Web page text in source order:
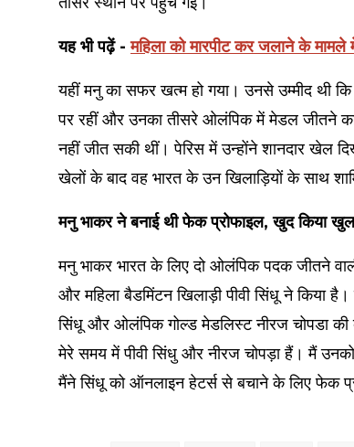
यह भी पढ़ें -महिला को मारपीट कर जलाने के
यहीं मनु का सफर खत्म हो गया। उनसे उम्मीद थी
पर रहीं और उनका तीसरे ओलंपिक में मेडल जीतने
नहीं जीत सकी थीं। पेरिस में उन्होंने शानदार खेल
खेलों के बाद वह भारत के उन खिलाड़ियों के साथ
मनु भाकर ने बनाई थी फेक प्रोफाइल, खुद किया
मनु भाकर भारत के लिए दो ओलंपिक पदक जीतने
और महिला बैडमिंटन खिलाड़ी पीवी सिंधू ने किया
सिंधू और ओलंपिक गोल्ड मेडलिस्ट नीरज चोपडा की
मेरे समय में पीवी सिंधु और नीरज चोपड़ा हैं। मैं
मैंने सिंधू को ऑनलाइन हेटर्स से बचाने के लिए फेक